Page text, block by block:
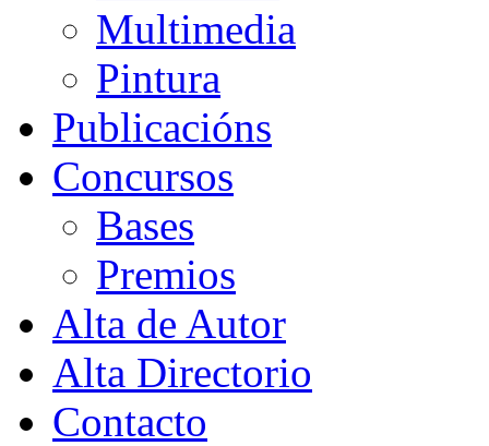
Multimedia
Pintura
Publicacións
Concursos
Bases
Premios
Alta de Autor
Alta Directorio
Contacto